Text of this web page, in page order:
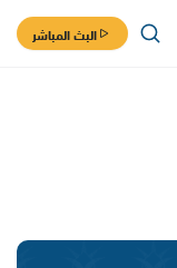
البث المباشر